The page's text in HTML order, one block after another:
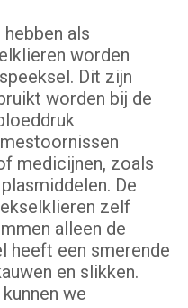
als
worden
Dit zijn
worden bij de
medicijnen, zoals
De
zelf
alleen de
heeft een smerende
en slikken.
we